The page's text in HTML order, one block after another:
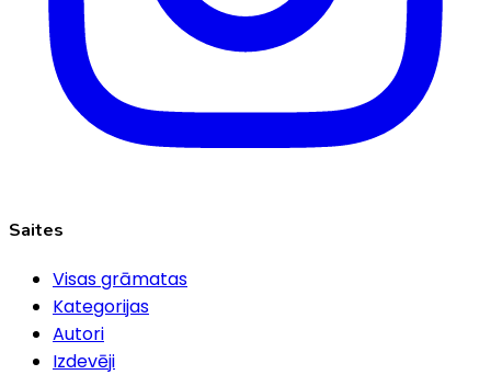
Saites
Visas grāmatas
Kategorijas
Autori
Izdevēji